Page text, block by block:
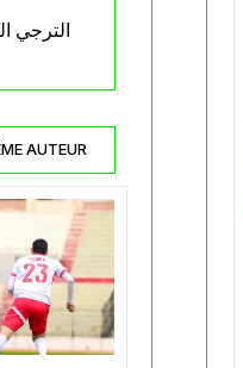
الترجي
AUTEUR